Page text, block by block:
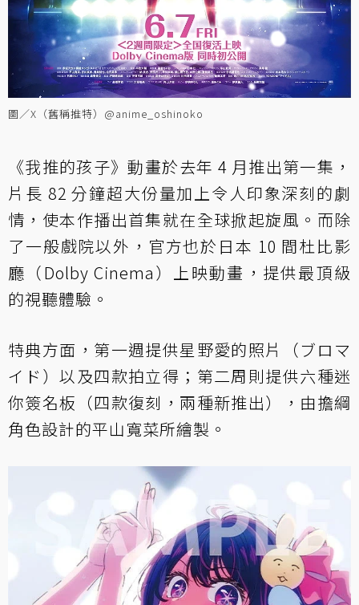
圖／X（舊稱推特）@anime_oshinoko
《我推的孩子》動畫於去年 4 月推出第一集，
片長 82 分鐘超大份量加上令人印象深刻的劇
情，使本作播出首集就在全球掀起旋風。而除
了一般戲院以外，官方也於日本 10 間杜比影
廳（Dolby Cinema）上映動畫，提供最頂級
的視聽體驗。
特典方面，第一週提供星野愛的照片（ブロマ
イド）以及四款拍立得；第二周則提供六種迷
你簽名板（四款復刻，兩種新推出），由擔綱
角色設計的平山寬菜所繪製。